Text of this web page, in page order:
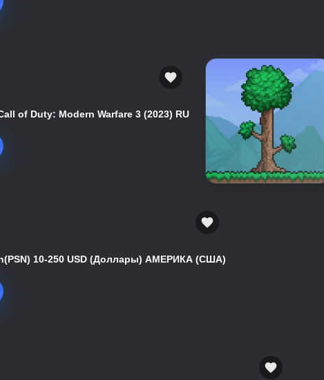
of Duty: Modern Warfare 3 (2023) RU
10-250 USD (Доллары) АМЕРИКА (США)